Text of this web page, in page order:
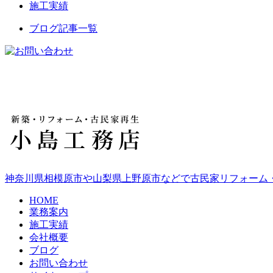
施工実績
ブログ記事一覧
神奈川県相模原市や山梨県上野原市などで古民家リフォーム
HOME
業務案内
施工実績
会社概要
ブログ
お問い合わせ